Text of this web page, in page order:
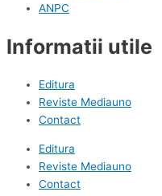
ANPC
Informatii utile
Editura
Reviste Mediauno
Contact
Editura
Reviste Mediauno
Contact